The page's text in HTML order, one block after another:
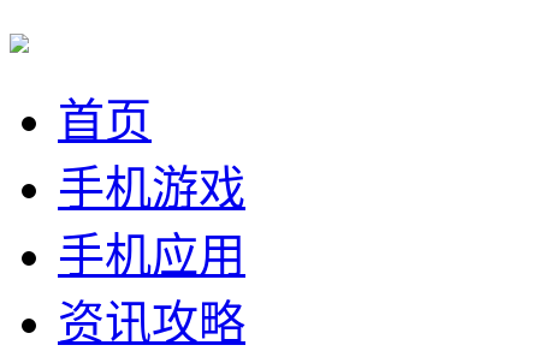
首页
手机游戏
手机应用
资讯攻略